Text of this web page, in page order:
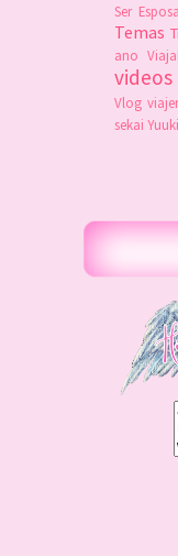
Ser Esposa
Temas
ano
videos
Vlog
sekai Yuuki